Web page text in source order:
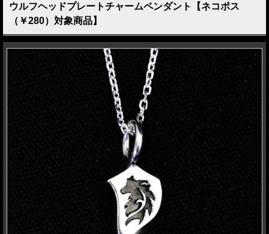
ウルフヘッドプレートチャームペンダント【ネコポス
（￥280）対象商品】